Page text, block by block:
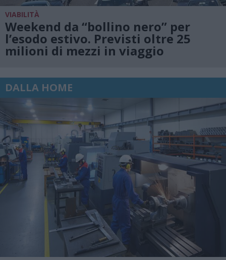
VIABILITÀ
Weekend da “bollino nero” per
l’esodo estivo. Previsti oltre 25
milioni di mezzi in viaggio
DALLA HOME